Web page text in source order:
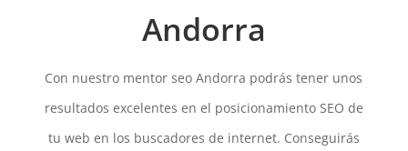
Andorra
Con nuestro mentor seo Andorra podrás tener unos
resultados excelentes en el posicionamiento SEO de
tu web en los buscadores de internet. Conseguirás